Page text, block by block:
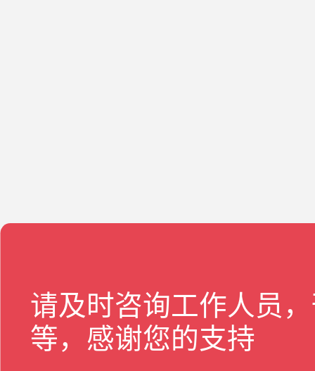
请及时咨询工作人员
等，感谢您的支持